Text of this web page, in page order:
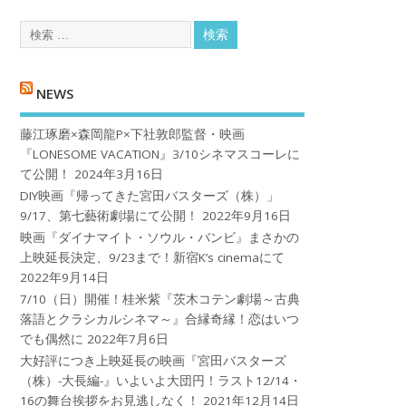
NEWS
藤江琢磨×森岡龍P×下社敦郎監督・映画
『LONESOME VACATION』3/10シネマスコーレに
て公開！
2024年3月16日
DIY映画『帰ってきた宮田バスターズ（株）」
9/17、第七藝術劇場にて公開！
2022年9月16日
映画『ダイナマイト・ソウル・バンビ』まさかの
上映延長決定、9/23まで！新宿K’s cinemaにて
2022年9月14日
7/10（日）開催！桂米紫『茨木コテン劇場～古典
落語とクラシカルシネマ～』合縁奇縁！恋はいつ
でも偶然に 2022年7月6日
大好評につき上映延長の映画『宮田バスターズ
（株）-大長編-』いよいよ大団円！ラスト12/14・
16の舞台挨拶をお見逃しなく！
2021年12月14日